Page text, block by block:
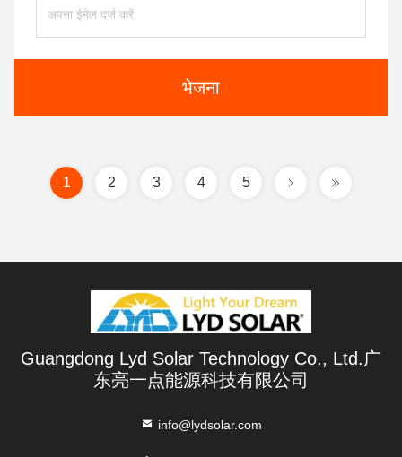
भेजना
1 2 3 4 5
Guangdong Lyd Solar Technology Co., Ltd.广
东亮一点能源科技有限公司
info@lydsolar.com